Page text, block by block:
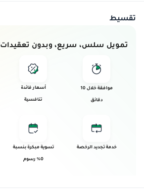
تقسيط
تمويل سلس، سريع، وبدون تعقيدات!
موافقة خلال 10
دقائق
أسعار فائدة
تنافسية
خدمة تجديد الرخصة تسوية مبكرة بنسبة
0% رسوم